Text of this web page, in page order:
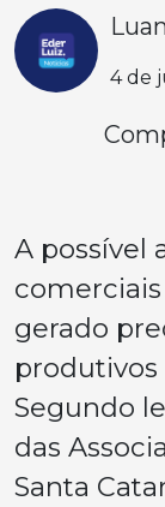
4 de
A possível
gerado
produtivos
Segundo
das
Santa